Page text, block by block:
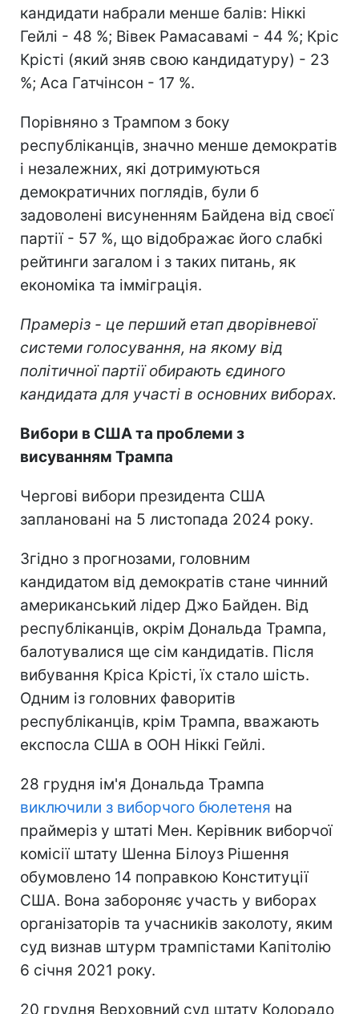
кандидати набрали менше балів: Ніккі
Гейлі - 48 %; Вівек Рамасавамі - 44 %; Кріс
Крісті (який зняв свою кандидатуру) - 23
%; Аса Гатчінсон - 17 %.
Порівняно з Трампом з боку
республіканців, значно менше демократів
і незалежних, які дотримуються
демократичних поглядів, були б
задоволені висуненням Байдена від своєї
партії - 57 %, що відображає його слабкі
рейтинги загалом і з таких питань, як
економіка та імміграція.
Прамеріз - це перший етап дворівневої
системи голосування, на якому від
політичної партії обирають єдиного
кандидата для участі в основних виборах.
Вибори в США та проблеми з
висуванням Трампа
Чергові вибори президента США
заплановані на 5 листопада 2024 року.
Згідно з прогнозами, головним
кандидатом від демократів стане чинний
американський лідер Джо Байден. Від
республіканців, окрім Дональда Трампа,
балотувалися ще сім кандидатів. Після
вибування Кріса Крісті, їх стало шість.
Одним із головних фаворитів
республіканців, крім Трампа, вважають
експосла США в ООН Ніккі Гейлі.
28 грудня ім'я Дональда Трампа
виключили з виборчого бюлетеня на
праймеріз у штаті Мен. Керівник виборчої
комісії штату Шенна Білоуз Рішення
обумовлено 14 поправкою Конституції
США. Вона забороняє участь у виборах
організаторів та учасників заколоту, яким
суд визнав штурм трампістами Капітолію
6 січня 2021 року.
20 грудня Верховний суд штату Колорадо